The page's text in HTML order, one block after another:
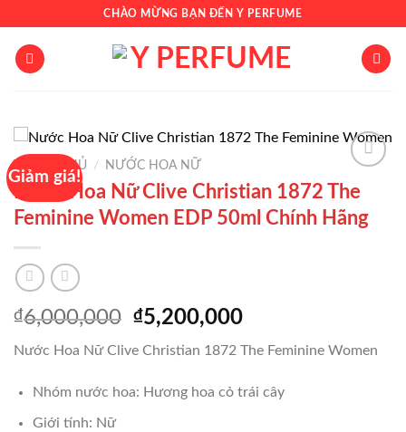
nội
dung
CHÀO MỪNG BẠN ĐẾN Y PERFUME
Giảm giá!
Add to
wishlist
TRANG CHỦ / NƯỚC HOA NỮ
Nước Hoa Nữ Clive Christian 1872 The
Feminine Women EDP 50ml Chính Hãng
₫6,000,000 Giá
là:
₫6,000,000.
₫5,200,000Giá
tại
là:
₫5,200,000.
Nước Hoa Nữ Clive Christian 1872 The Feminine Women
Nhóm nước hoa: Hương hoa cỏ trái cây
Giới tính: Nữ